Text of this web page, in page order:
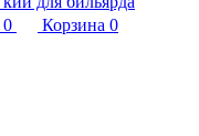
0 Корзина 0